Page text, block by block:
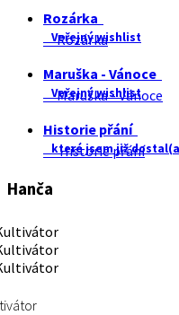
Rozárka
Veřejný wishlist
Rozárka
Maruška - Vánoce
Veřejný wishlist
Maruška - Vánoce
Historie přání
které jsem již
Historie přání
Hanča